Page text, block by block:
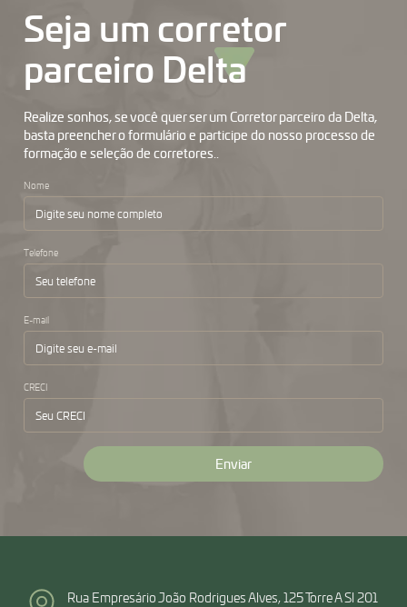
Seja um corretor
parceiro Delta
Realize sonhos, se você quer ser um Corretor parceiro da Delta,
basta preencher o formulário e participe do nosso processo de
formação e seleção de corretores..
Nome
Telefone
E-mail
CRECI
Rua Empresário João Rodrigues Alves, 125 Torre A Sl 201